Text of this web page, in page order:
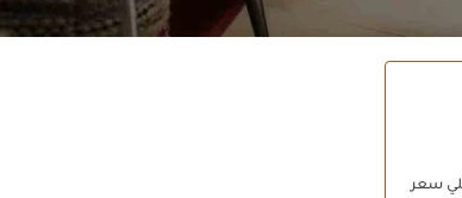
سعر